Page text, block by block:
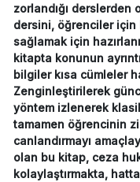
zorlandığı derslerden
dersini, öğrenciler için
sağlamak için
kitapta konunun
bilgiler kısa cümleler
Zenginleştirilerek
yöntem izlenerek
tamamen öğrencinin
canlandırmayı
olan bu kitap, ceza
kolaylaştırmakta,